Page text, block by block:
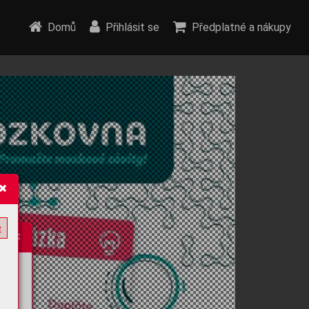
Domů Přihlásit se Předplatné a nákupy